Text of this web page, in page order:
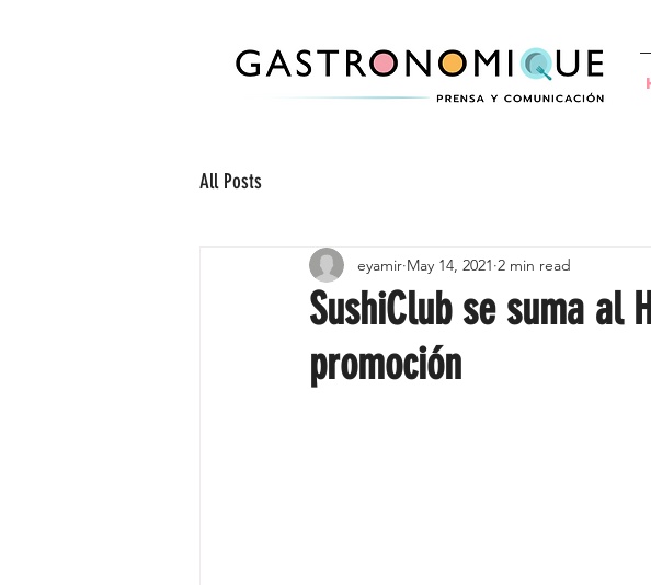
All Posts
SushiClub se suma al
promoción
eyamir May 14, 2021 2 min read